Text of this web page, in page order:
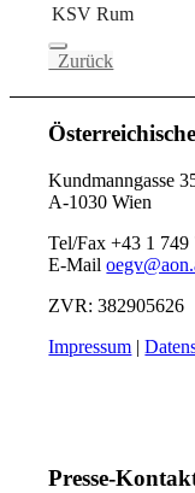
KSV Rum
Zurück
Kundmanngasse
A-1030 Wien
Tel/Fax +43 1 749
E-Mail
ZVR: 382905626
Impressum |
Presse-